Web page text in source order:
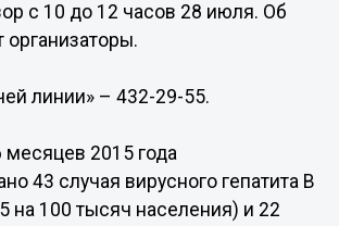
с 10 до 12 часов 28 июля. Об
линии» – 432-29-55.
2015 года
43 случая вирусного гепатита В
на 100 тысяч населения) и 22